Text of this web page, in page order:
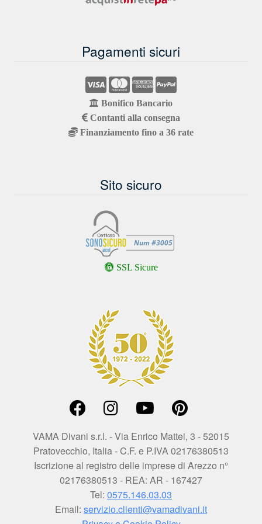
Pagamenti sicuri
Bonifico Bancario
Contanti alla consegna
Finanziamento fino a 36 rate
Sito sicuro
SSL Sicure
VAMA Divani s.r.l. - Via Enrico Mattei, 3 - 52015
Pratovecchio, Italia - C.F. e P.IVA 02176380513
Iscrizione al registro delle imprese di Arezzo n°
02176380513 - REA: AR - 167427
Tel: 0575.146.03.03
Email: servizio.clienti@vamadivani.it